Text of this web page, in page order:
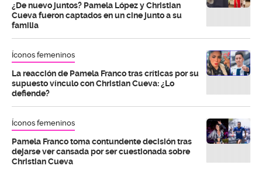
¿De nuevo juntos? Pamela López y Christian
Cueva fueron captados en un cine junto a su
familia
Íconos femeninos
La reacción de Pamela Franco tras críticas por su
supuesto vínculo con Christian Cueva: ¿Lo
defiende?
Íconos femeninos
Pamela Franco toma contundente decisión tras
dejarse ver cansada por ser cuestionada sobre
Christian Cueva